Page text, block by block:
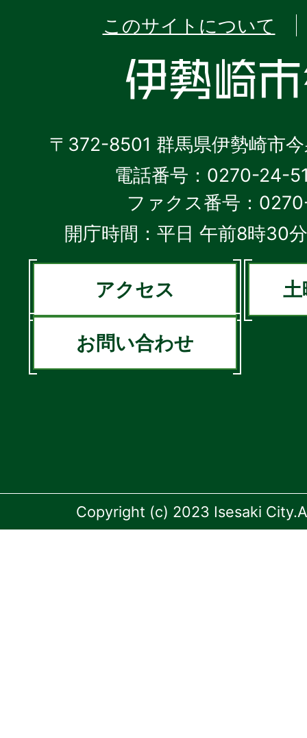
このサイトについて
〒372-8501 群馬県伊勢崎市
電話番号：0270-24-
ファクス番号：
開庁時間：平日 午前8時30
アクセス 土
お問い合わせ
Copyright (c) 2023 Isesaki